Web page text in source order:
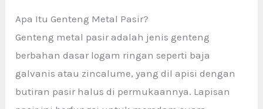
Apa Itu Genteng Metal Pasir?
Genteng metal pasir adalah jenis genteng
berbahan dasar logam ringan seperti baja
galvanis atau zincalume, yang dil apisi dengan
butiran pasir halus di permukaannya. Lapisan